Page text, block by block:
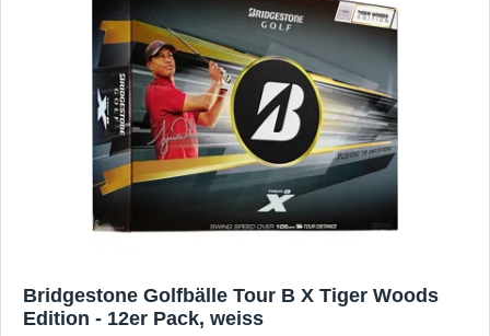
Bridgestone Golfbälle Tour B X Tiger Woods
Edition - 12er Pack, weiss